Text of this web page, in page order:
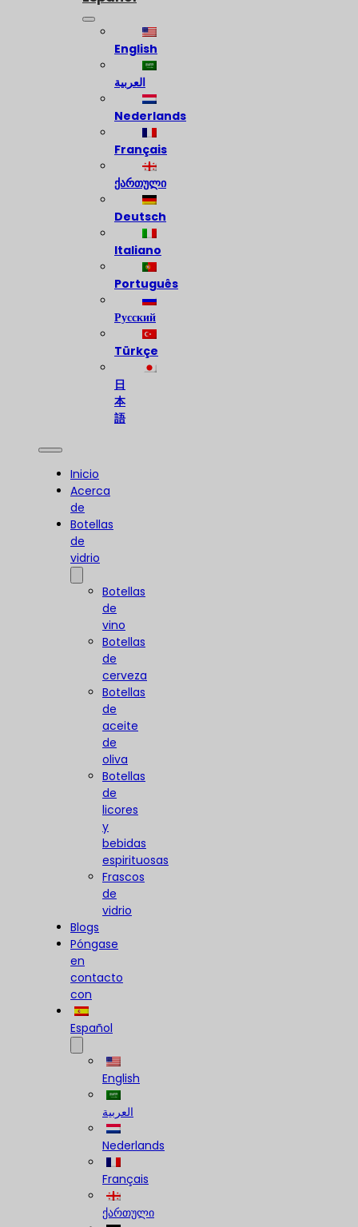
English
العربية
Nederlands
Français
ქართული
Deutsch
Italiano
Português
Русский
Türkçe
日
本
語
Inicio
Acerca
de
Botellas
de
vidrio
Botellas
de
vino
Botellas
de
cerveza
Botellas
de
aceite
de
oliva
Botellas
de
licores
y
bebidas
espirituosas
Frascos
de
vidrio
Blogs
Póngase
en
contacto
con
Español
English
العربية
Nederlands
Français
ქართული